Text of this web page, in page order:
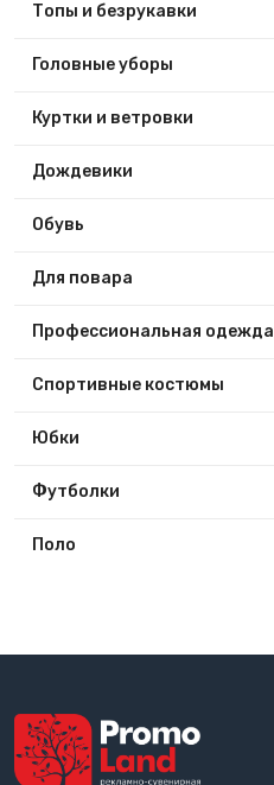
Топы и безрукавки
Головные уборы
Куртки и ветровки
Дождевики
Обувь
Для повара
Профессиональная одежда
Спортивные костюмы
Юбки
Футболки
Поло